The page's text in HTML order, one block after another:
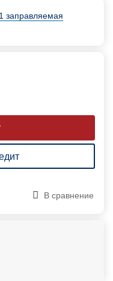
заправляемая
В сравнение